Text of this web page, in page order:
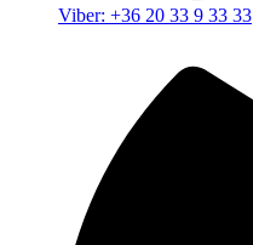
Viber: +36 20 33 9 33 33